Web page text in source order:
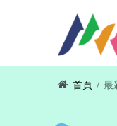
您在這
首頁 / 最